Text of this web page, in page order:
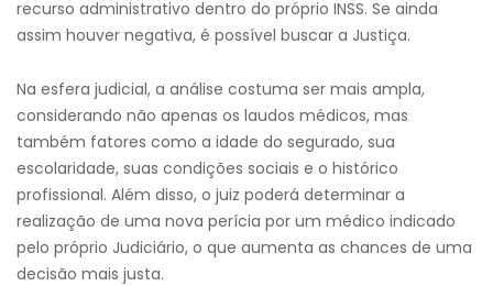
recurso administrativo dentro do próprio INSS. Se ainda
assim houver negativa, é possível buscar a Justiça.
Na esfera judicial, a análise costuma ser mais ampla,
considerando não apenas os laudos médicos, mas
também fatores como a idade do segurado, sua
escolaridade, suas condições sociais e o histórico
profissional. Além disso, o juiz poderá determinar a
realização de uma nova perícia por um médico indicado
pelo próprio Judiciário, o que aumenta as chances de uma
decisão mais justa.